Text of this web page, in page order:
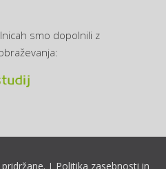
smo dopolnili z
| Politika zasebnosti in